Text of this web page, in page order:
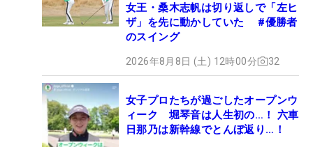
女王・桑木志帆は切り返しで「左ヒ
ザ」を先に動かしていた #優勝者
のスイング
2026年8月8日 (土) 12時00分 32
女子プロたちが過ごしたオープンウ
ィーク 堀琴音は人生初の…！ 六車
日那乃は新幹線でとんぼ返り…！